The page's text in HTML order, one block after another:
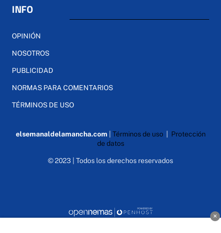
INFO
OPINIÓN
NOSOTROS
PUBLICIDAD
NORMAS PARA COMENTARIOS
TÉRMINOS DE USO
elsemanaldelamancha.com Términos de uso| Protección
de datos
© 2023 | Todos los derechos reservados
×